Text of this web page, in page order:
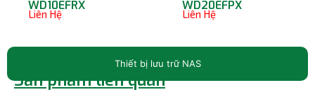
WD10EFRX
Liên Hệ
WD20EFPX
Liên Hệ
Sản phẩm liên quan
Thiết bị lưu trữ NAS